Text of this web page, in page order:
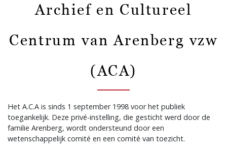
Archief en Cultureel
Centrum van Arenberg vzw
(ACA)
Het A.C.A is sinds 1 september 1998 voor het publiek
toegankelijk. Deze privé-instelling, die gesticht werd door de
familie Arenberg, wordt ondersteund door een
wetenschappelijk comité en een comité van toezicht.